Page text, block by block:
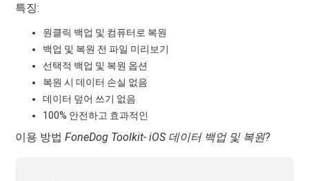
특징:
원클릭 백업 및 컴퓨터로 복원
백업 및 복원 전 파일 미리보기
선택적 백업 및 복원 옵션
복원 시 데이터 손실 없음
데이터 덮어 쓰기 없음
100% 안전하고 효과적인
이용 방법FoneDog Toolkit- iOS 데이터 백업 및 복원?